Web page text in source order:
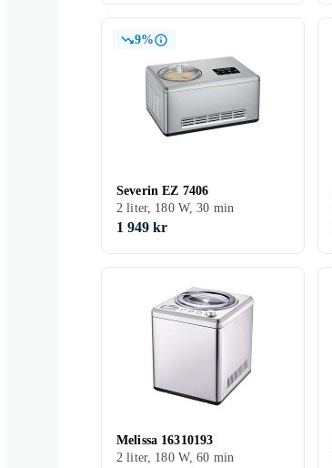
9%
Severin EZ 7406
2 liter, 180 W, 30 min
1 949 kr
Melissa 16310193
2 liter, 180 W, 60 min